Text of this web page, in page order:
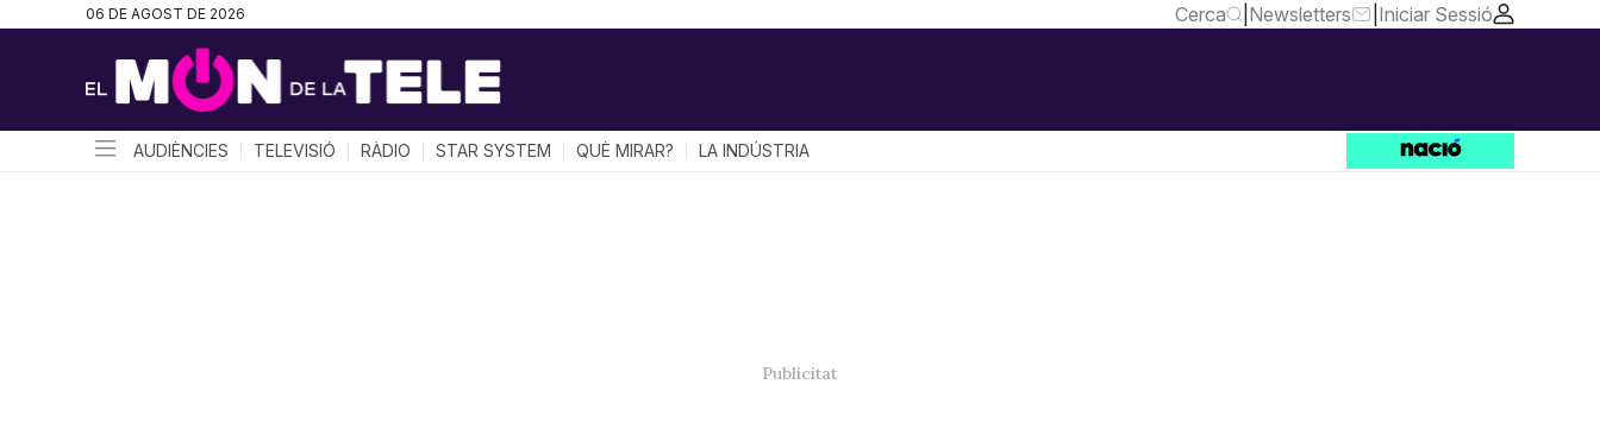
06 DE AGOST DE 2026 Cerca Newsletters Iniciar Sessió
AUDIÈNCIES TELEVISIÓ RÀDIO STAR SYSTEM QUÈ MIRAR? LA INDÚSTRIA